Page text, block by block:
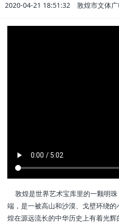
2020-04-21 18:51:32 敦煌市文体
敦煌是世界艺术宝库里的一颗明
端，是一被高山和沙漠、戈壁环绕
煌在源远流长的中华历史上有着光